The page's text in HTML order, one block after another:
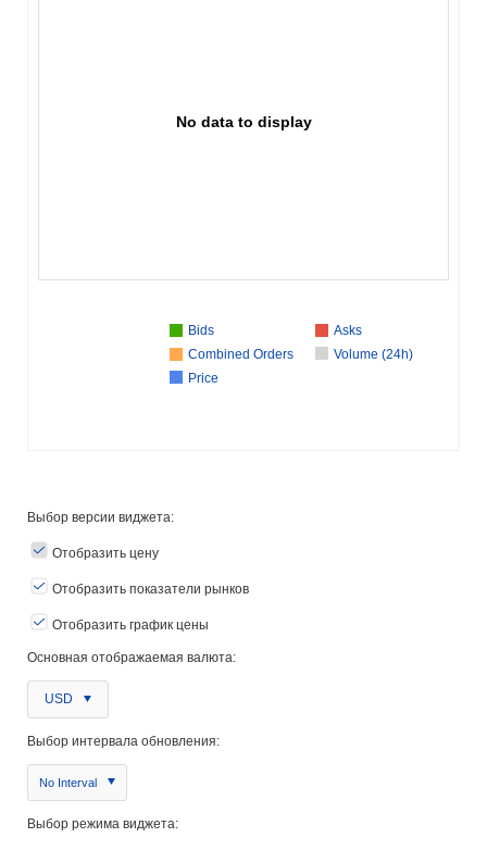
No data to display
Bids
Asks
Combined Orders
Volume (24h)
Price
Выбор версии виджета:
Отобразить цену
Отобразить показатели рынков
Отобразить график цены
Основная отображаемая валюта:
USD
Выбор интервала обновления:
No Interval
Выбор режима виджета: